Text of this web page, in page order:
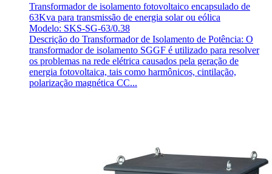
Transformador de isolamento fotovoltaico encapsulado de
63Kva para transmissão de energia solar ou eólica
Modelo: SKS-SG-63/0.38
Descrição do Transformador de Isolamento de Potência: O
transformador de isolamento SGGF é utilizado para resolver
os problemas na rede elétrica causados pela geração de
energia fotovoltaica, tais como harmônicos, cintilação,
polarização magnética CC...